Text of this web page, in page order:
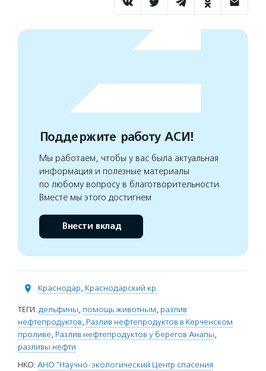
Поддержите работу АСИ!
Мы работаем, чтобы у вас была актуальная
информация и полезные материалы
по любому вопросу в благотворительности.
Вместе мы этого достигнем
Внести вклад
Краснодар, Краснодарский кр.
ТЕГИ: дельфины, помощь животным, разлив
нефтепродуктов, Разлив нефтепродуктов в Керченском
проливе, Разлив нефтепродуктов у берегов Анапы,
разливы нефти
НКО: АНО "Научно-экологический Центр спасения